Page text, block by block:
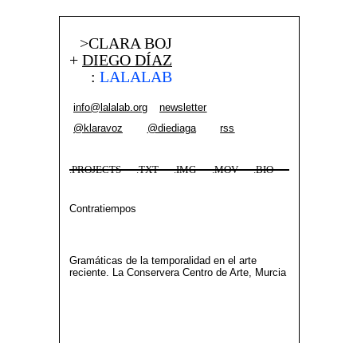
>CLARA BOJ
+ DIEGO DÍAZ
: LALALAB
info@lalalab.org
newsletter
@klaravoz
@diediaga rss
.PROJECTS .TXT .IMG .MOV .BIO
Contratiempos
Gramáticas de la temporalidad en el arte
reciente. La Conservera Centro de Arte, Murcia